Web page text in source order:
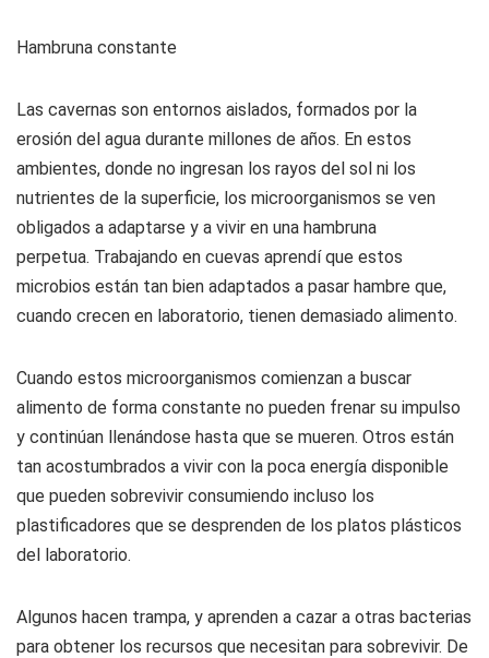
Hambruna constante
Las cavernas son entornos aislados, formados por la
erosión del agua durante millones de años. En estos
ambientes, donde no ingresan los rayos del sol ni los
nutrientes de la superficie, los microorganismos se ven
obligados a adaptarse y a vivir en una hambruna
perpetua. Trabajando en cuevas aprendí que estos
microbios están tan bien adaptados a pasar hambre que,
cuando crecen en laboratorio, tienen demasiado alimento.
Cuando estos microorganismos comienzan a buscar
alimento de forma constante no pueden frenar su impulso
y continúan llenándose hasta que se mueren. Otros están
tan acostumbrados a vivir con la poca energía disponible
que pueden sobrevivir consumiendo incluso los
plastificadores que se desprenden de los platos plásticos
del laboratorio.
Algunos hacen trampa, y aprenden a cazar a otras bacterias
para obtener los recursos que necesitan para sobrevivir. De